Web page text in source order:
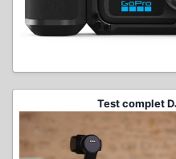
Test complet